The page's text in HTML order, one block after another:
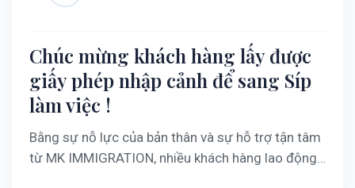
Chúc mừng khách hàng lấy được
giấy phép nhập cảnh để sang Síp
làm việc !
Bằng sự nỗ lực của bản thân và sự hỗ trợ tận tâm
từ MK IMMIGRATION, nhiều khách hàng lao động